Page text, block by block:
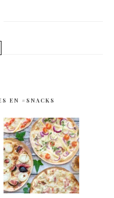
EN #SNACKS